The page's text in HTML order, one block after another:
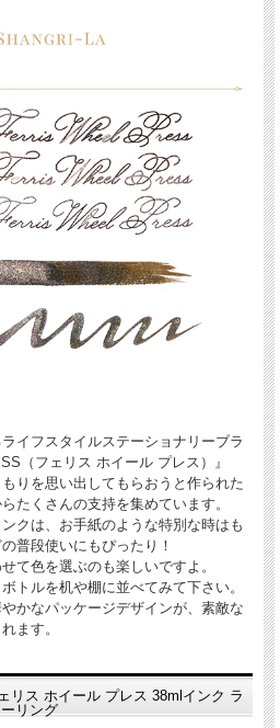
イフスタイルステーショナリーブラ
（フェリス ホイール プレス）』
りを思い出してもらおうと作られた
たくさんの支持を集めています。
クは、お手紙のような特別な時はも
普段使いにもぴったり！
て色を選ぶのも楽しいですよ。
トルを机や棚に並べてみて下さい。
かなパッケージデザインが、素敵な
ます。
リス ホイール プレス 38mlインク ラ
リング